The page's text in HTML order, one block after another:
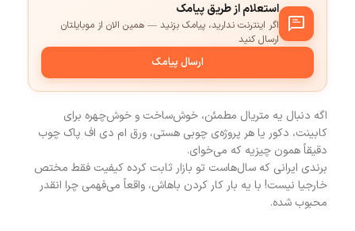
استعلام از طریق پیامک
اگر اینترنت ندارید، پیامک بزنید — همین الان از موبایلتان
ارسال کنید
ارسال پیامک
اگه دنبال یه متریال مطمئن، خوش‌ساخت و خوش‌چهره برای
کابینت، دکور یا هر پروژه‌ی چوبی هستی، ورق ام دی اف پاک چوب
دقیقاً همون چیزیه که می‌خوای.
برندی ایرانی که سال‌هاست تو بازار ثابت کرده کیفیت فقط مختص
خارجیا نیست! با یه بار کار کردن باهاش، واقعاً می‌فهمی چرا انقدر
محبوب شده.